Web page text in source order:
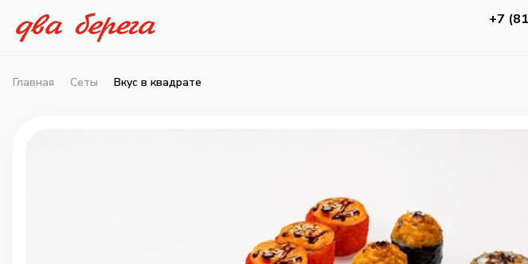
+7
Главная Сеты Вкус в квадрате